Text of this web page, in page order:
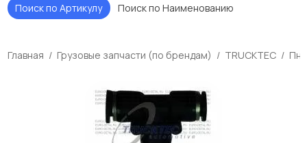
Поиск по Артикулу Поиск по Наименованию
Главная Грузовые запчасти (по брендам) TRUCKTEC